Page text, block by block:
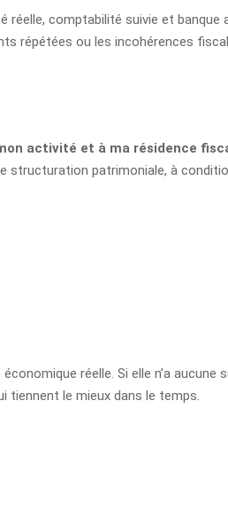
comptabilité suivie et banque
répétées ou les incohérences
activité et à ma résidence
structuration patrimoniale, à
réelle. Si elle n’a aucune
tiennent le mieux dans le temps.